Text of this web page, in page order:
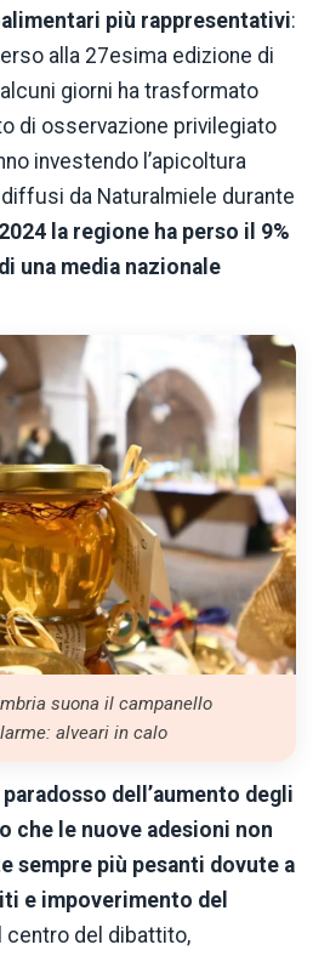
più rappresentativi:
alla 27esima edizione di
giorni ha trasformato
di osservazione privilegiato
investendo l’apicoltura
da Naturalmiele durante
la regione ha perso il 9%
una media nazionale
suona il campanello
alveari in calo
dell’aumento degli
che le nuove adesioni non
sempre più pesanti dovute a
e impoverimento del
centro del dibattito,